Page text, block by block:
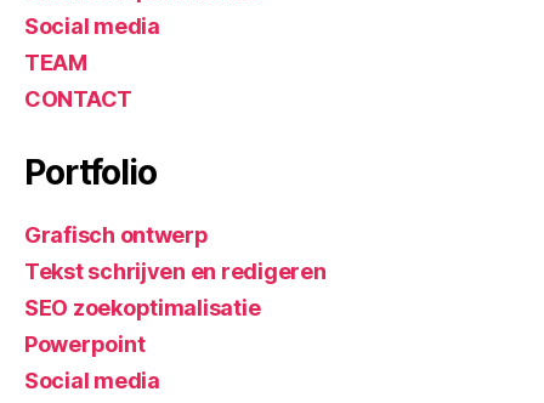
Social media
TEAM
CONTACT
Portfolio
Grafisch ontwerp
Tekst schrijven en redigeren
SEO zoekoptimalisatie
Powerpoint
Social media